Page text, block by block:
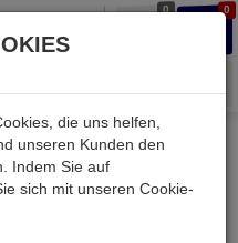
0 0
Computer
die uns helfen,
unseren Kunden den
Indem Sie auf
sich mit unseren Cookie-